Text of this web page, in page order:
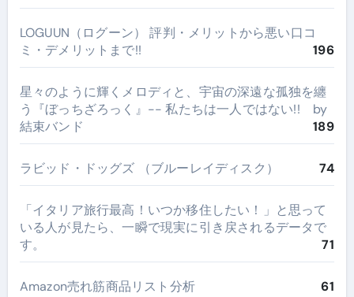
LOGUUN（ログーン） 評判・メリットから悪い口コ
ミ・デメリットまで!!
196
星々のように輝くメロディと、宇宙の深遠な孤独を纏
う『ぼっちざろっく』-- 私たちは一人ではない!! by
結束バンド
189
ラビッド・ドッグズ （ブルーレイディスク） 74
​「イタリア旅行最高！いつか移住したい！」と思って
いる人が見たら、一瞬で現実に引き戻されるデータで
す。
71
Amazon売れ筋商品リスト分析 61